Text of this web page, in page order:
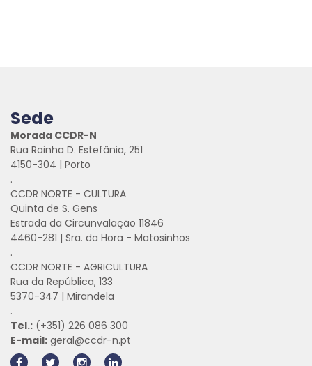
Sede
Morada CCDR-N
Rua Rainha D. Estefânia, 251
4150-304 | Porto
.
CCDR NORTE - CULTURA
Quinta de S. Gens
Estrada da Circunvalação 11846
4460-281 | Sra. da Hora - Matosinhos
.
CCDR NORTE - AGRICULTURA
Rua da República, 133
5370-347 | Mirandela
.
Tel.: (+351) 226 086 300
E-mail: geral@ccdr-n.pt